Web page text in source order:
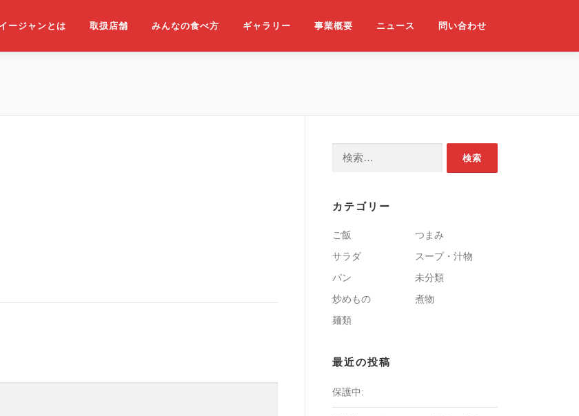
ージャンとは 取扱店舗 みんなの食べ方 ギャラリー 事業概要 ニュース 問い合わせ
検索:
カテゴリー
ご飯
つまみ
サラダ
スープ・汁物
パン
未分類
炒めもの
煮物
麺類
最近の投稿
保護中: